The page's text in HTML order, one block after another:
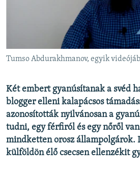
KLÍMAVÁLTOZÁS
A MÚLT TANULSÁGAI
Valamennyi RFE/RL weboldal
Tumso Abdurakhmanov, egyik
Két embert gyanúsítanak a svéd
blogger elleni kalapácsos
azonosították nyilvánosan a
tudni, egy férfiról és egy nőről
mindketten orosz állampolgárok.
külföldön élő csecsen ellenzékit